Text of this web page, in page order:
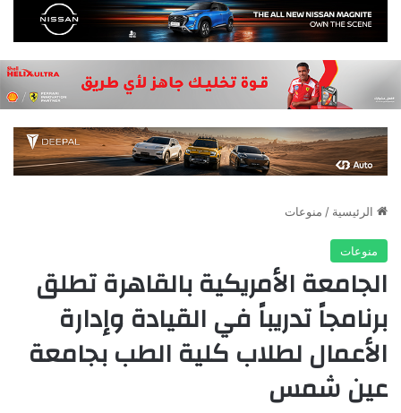
الرئيسية / منوعات
منوعات
الجامعة الأمريكية بالقاهرة تطلق
برنامجاً تدريباً في القيادة وإدارة
الأعمال لطلاب كلية الطب بجامعة
عين شمس